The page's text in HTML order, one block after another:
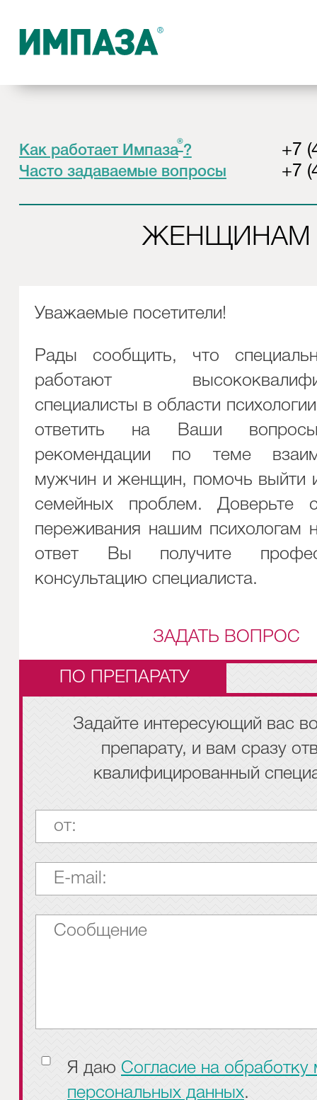
Как работает Импаза®?
Часто задаваемые вопросы
+7
+7
ЖЕНЩИНАМ
Уважаемые посетители!
Рады сообщить, что
работают
специалисты в области
ответить на Ваши
рекомендации по теме
мужчин и женщин, помочь выйти
семейных проблем. Доверьте
переживания нашим психологам
ответ Вы получите
консультацию специалиста.
ЗАДАТЬ ВОПРОС
ПО ПРЕПАРАТУ
Задайте интересующий вас
препарату, и вам сразу
квалифицированный
Я даю Согласие на обработку
персональных данных.